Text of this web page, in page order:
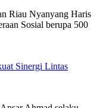
Riau Nyanyang Haris
Sosial berupa 500
Sinergi Lintas